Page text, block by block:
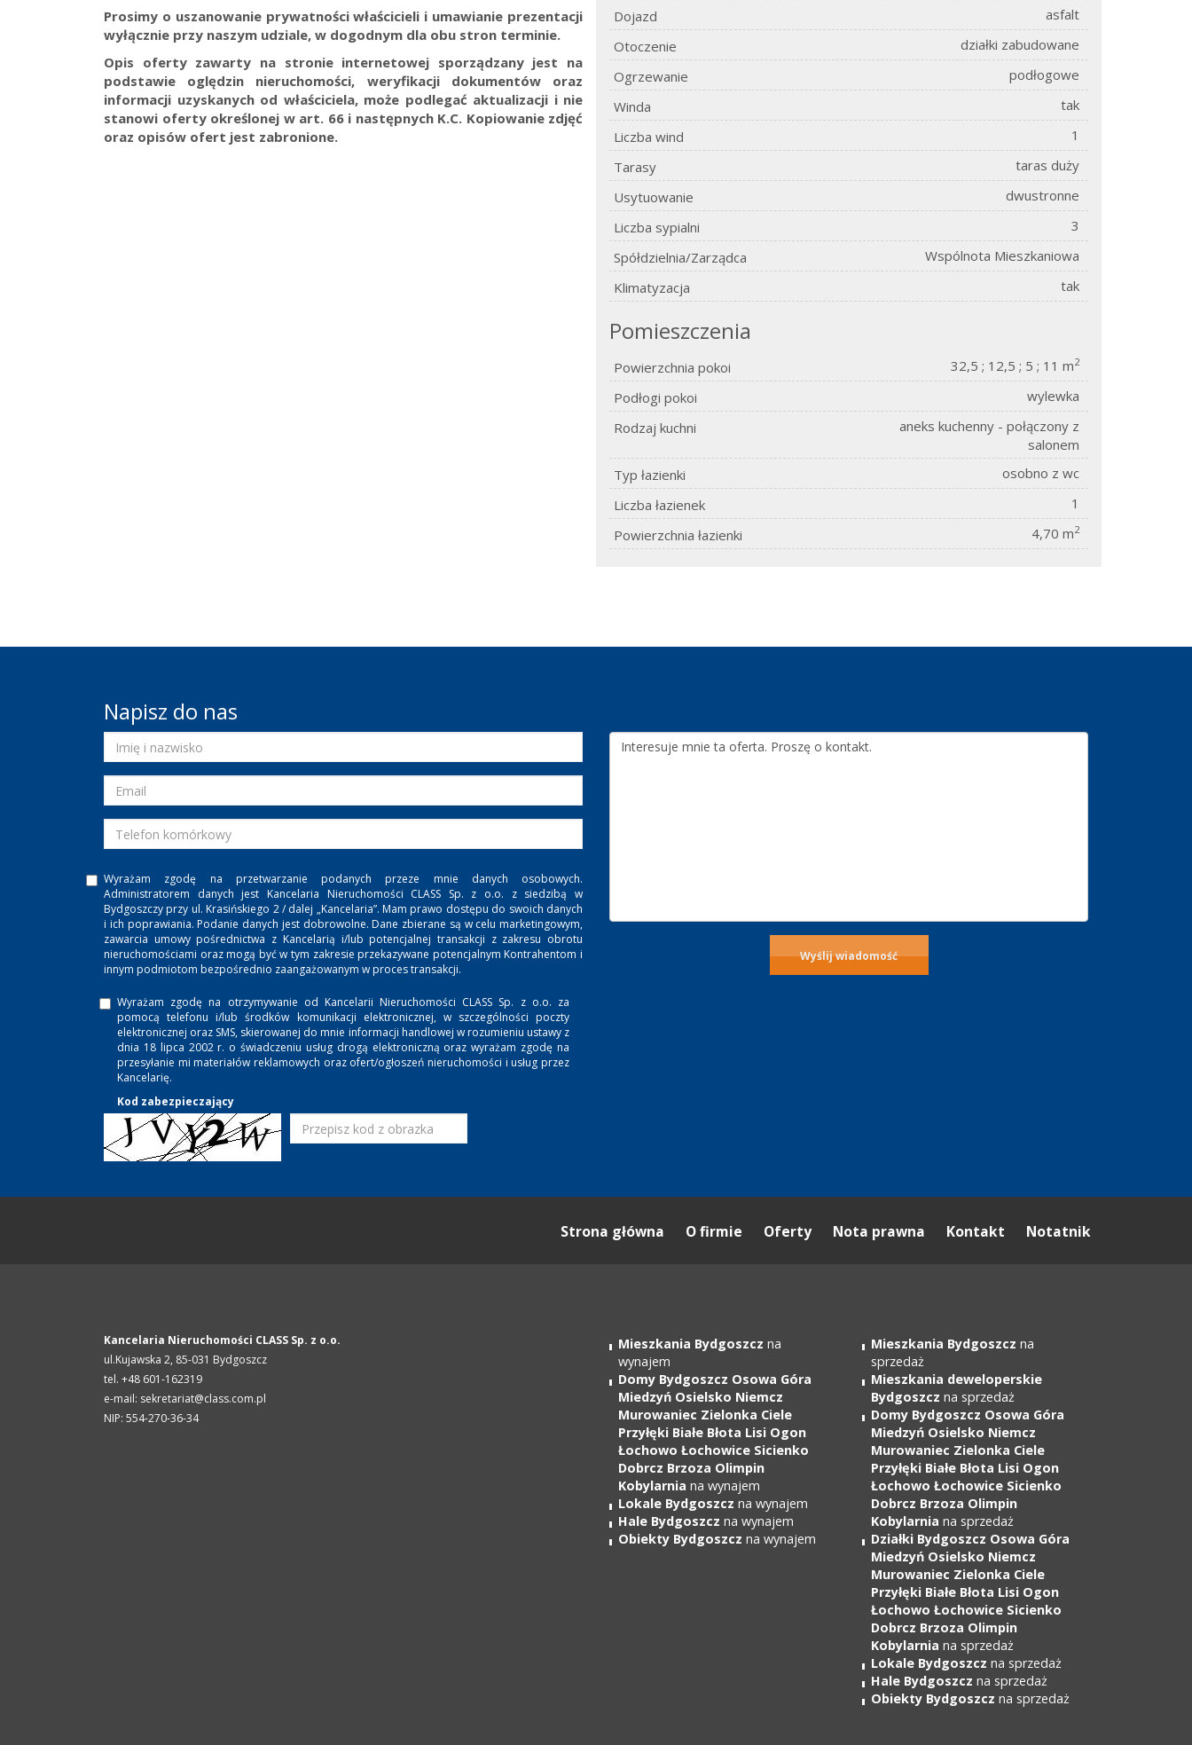
Prosimy o uszanowanie prywatności właścicieli i umawianie prezentacji
wyłącznie przy naszym udziale, w dogodnym dla obu stron terminie.
Opis oferty zawarty na stronie internetowej sporządzany jest na
podstawie oględzin nieruchomości, weryfikacji dokumentów oraz
informacji uzyskanych od właściciela, może podlegać aktualizacji i nie
stanowi oferty określonej w art. 66 i następnych K.C. Kopiowanie zdjęć
oraz opisów ofert jest zabronione.
Dojazd
asfalt
Otoczenie
działki zabudowane
Ogrzewanie
podłogowe
Winda
tak
Liczba wind
1
Tarasy
taras duży
Usytuowanie
dwustronne
Liczba sypialni
3
Spółdzielnia/Zarządca
Wspólnota Mieszkaniowa
Klimatyzacja
tak
Pomieszczenia
Powierzchnia pokoi 32,5 ; 12,5 ; 5 ; 11 m2
Podłogi pokoi
wylewka
Rodzaj kuchni
aneks kuchenny - połączony z
salonem
Typ łazienki
osobno z wc
Liczba łazienek
1
Powierzchnia łazienki
4,70 m2
Napisz do nas
Wyrażam zgodę na przetwarzanie podanych przeze mnie danych osobowych.
Administratorem danych jest Kancelaria Nieruchomości CLASS Sp. z o.o. z siedzibą w
Bydgoszczy przy ul. Krasińskiego 2 / dalej „Kancelaria”. Mam prawo dostępu do swoich danych
i ich poprawiania. Podanie danych jest dobrowolne. Dane zbierane są w celu marketingowym,
zawarcia umowy pośrednictwa z Kancelarią i/lub potencjalnej transakcji z zakresu obrotu
nieruchomościami oraz mogą być w tym zakresie przekazywane potencjalnym Kontrahentom i
innym podmiotom bezpośrednio zaangażowanym w proces transakcji.
Wyrażam zgodę na otrzymywanie od Kancelarii Nieruchomości CLASS Sp. z o.o. za
pomocą telefonu i/lub środków komunikacji elektronicznej, w szczególności poczty
elektronicznej oraz SMS, skierowanej do mnie informacji handlowej w rozumieniu ustawy z
dnia 18 lipca 2002 r. o świadczeniu usług drogą elektroniczną oraz wyrażam zgodę na
przesyłanie mi materiałów reklamowych oraz ofert/ogłoszeń nieruchomości i usług przez
Kancelarię.
Kod zabezpieczający
Strona główna O firmie Oferty Nota prawna Kontakt Notatnik
Kancelaria Nieruchomości CLASS Sp. z o.o.
ul.Kujawska 2, 85-031 Bydgoszcz
tel. +48 601-162319
e-mail: sekretariat@class.com.pl
NIP: 554-270-36-34
Mieszkania Bydgoszcz na
wynajem
Domy Bydgoszcz Osowa Góra
Miedzyń Osielsko Niemcz
Murowaniec Zielonka Ciele
Przyłęki Białe Błota Lisi Ogon
Łochowo Łochowice Sicienko
Dobrcz Brzoza Olimpin
Kobylarnia na wynajem
Lokale Bydgoszcz na wynajem
Hale Bydgoszcz na wynajem
Obiekty Bydgoszcz na wynajem
Mieszkania Bydgoszcz na
sprzedaż
Mieszkania deweloperskie
Bydgoszcz na sprzedaż
Domy Bydgoszcz Osowa Góra
Miedzyń Osielsko Niemcz
Murowaniec Zielonka Ciele
Przyłęki Białe Błota Lisi Ogon
Łochowo Łochowice Sicienko
Dobrcz Brzoza Olimpin
Kobylarnia na sprzedaż
Działki Bydgoszcz Osowa Góra
Miedzyń Osielsko Niemcz
Murowaniec Zielonka Ciele
Przyłęki Białe Błota Lisi Ogon
Łochowo Łochowice Sicienko
Dobrcz Brzoza Olimpin
Kobylarnia na sprzedaż
Lokale Bydgoszcz na sprzedaż
Hale Bydgoszcz na sprzedaż
Obiekty Bydgoszcz na sprzedaż